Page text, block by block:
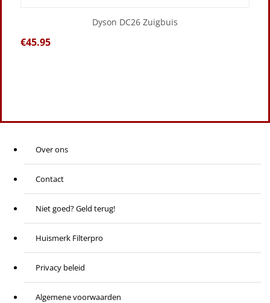
Dyson DC26 Zuigbuis
€45.95
Over ons
Contact
Niet goed? Geld terug!
Huismerk Filterpro
Privacy beleid
Algemene voorwaarden